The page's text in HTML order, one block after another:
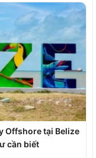
Offshore tại Belize
cần biết